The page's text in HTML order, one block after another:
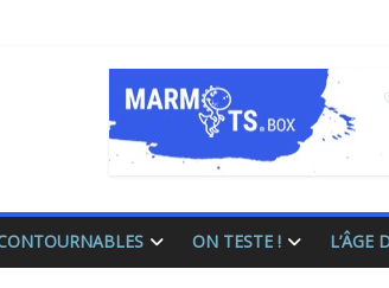
ON TESTE ! L’ÂGE